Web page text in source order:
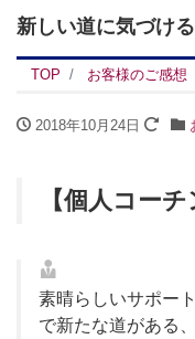
新しい道に気づける
TOP お客様のご感想
2018年10月24日
【個人コー
素晴らしいサポー
で新たな道がある